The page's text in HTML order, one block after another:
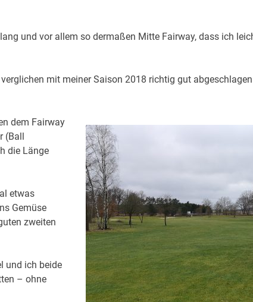
und vor allem so dermaßen Mitte Fairway, dass ich
mit meiner Saison 2018 richtig gut abgeschlagen
dem Fairway
die Länge
etwas
Gemüse
zweiten
und ich beide
– ohne